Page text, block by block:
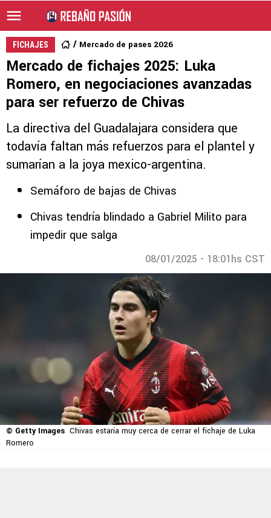
FICHAJES Mercado de pases 2026
Mercado de fichajes 2025: Luka
Romero, en negociaciones avanzadas
para ser refuerzo de Chivas
La directiva del Guadalajara considera que
todavía faltan más refuerzos para el plantel y
sumarían a la joya mexico-argentina.
Semáforo de bajas de Chivas
Chivas tendría blindado a Gabriel Milito para
impedir que salga
08/01/2025 - 18:01hs CST
© Getty Images Chivas estaría muy cerca de cerrar el fichaje de Luka
Romero